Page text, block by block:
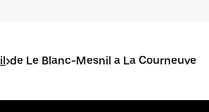
>de Le Blanc-Mesnil a La Courneuve